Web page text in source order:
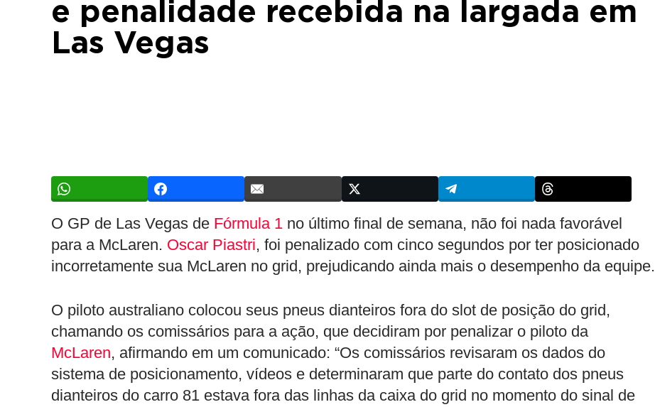
e penalidade recebida na largada em
Las Vegas
O GP de Las Vegas de Fórmula 1 no último final de semana, não foi nada favorável
para a McLaren. Oscar Piastri, foi penalizado com cinco segundos por ter posicionado
incorretamente sua McLaren no grid, prejudicando ainda mais o desempenho da equipe.
O piloto australiano colocou seus pneus dianteiros fora do slot de posição do grid,
chamando os comissários para a ação, que decidiram por penalizar o piloto da
McLaren, afirmando em um comunicado: “Os comissários revisaram os dados do
sistema de posicionamento, vídeos e determinaram que parte do contato dos pneus
dianteiros do carro 81 estava fora das linhas da caixa do grid no momento do sinal de